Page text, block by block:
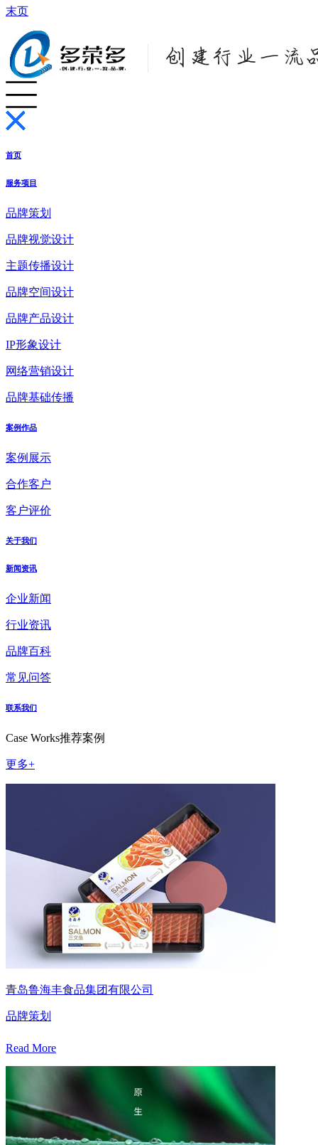
末页
首页
服务项目
品牌策划
品牌视觉设计
主题传播设计
品牌空间设计
品牌产品设计
IP形象设计
网络营销设计
品牌基础传播
案例作品
案例展示
合作客户
客户评价
关于我们
新闻资讯
企业新闻
行业资讯
品牌百科
常见问答
联系我们
Case Works推荐案例
更多+
青岛鲁海丰食品集团有限公司
品牌策划
Read More